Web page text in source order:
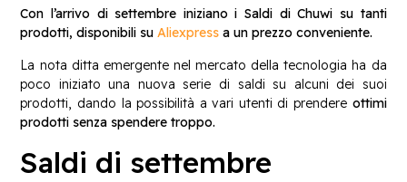
Con l’arrivo di settembre iniziano i Saldi di Chuwi su tanti
prodotti, disponibili suAliexpress a un prezzo conveniente.
La nota ditta emergente nel mercato della tecnologia ha da
poco iniziato una nuova serie di saldi su alcuni dei suoi
prodotti, dando la possibilità a vari utenti di prendere ottimi
prodotti senza spendere troppo.
Saldi di settembre